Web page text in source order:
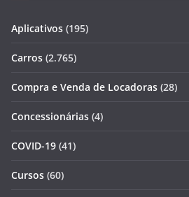
Aplicativos (195)
Carros (2.765)
Compra e Venda de Locadoras (28)
Concessionárias (4)
COVID-19 (41)
Cursos (60)